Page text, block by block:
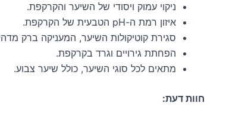
ניקוי עמוק ויסודי של השיער והקרקפת.
איזון רמת ה-pH הטבעית של הקרקפת.
סגירת קוטיקולות השיער, המעניקה ברק
הפחתת גירויים וגרד בקרקפת.
מתאים לכל סוגי השיער, כולל שיער צבוע.
חוות דעת: